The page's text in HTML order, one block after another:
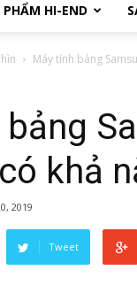
PHẨM HI-END
Máy tính bảng
khả
2019
Tweet